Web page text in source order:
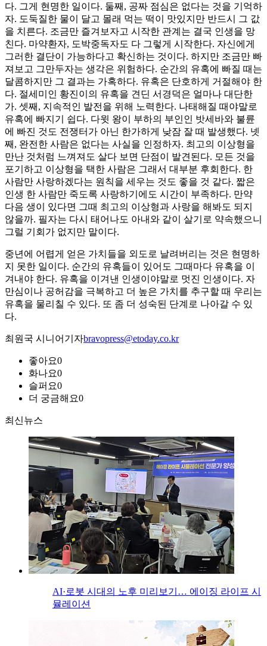
다. 그게 현명한 일이다. 둘째, 공짜 점심은 없다는 것을 기억하
자. 도둑질한 물이 달고 몰래 먹는 떡이 맛있지만 반드시 그 값
을 치른다. 조금만 즐겨보자고 시작한 관계는 결국 인생을 망
친다. 마약환자, 도박중독자도 다 그렇게 시작한다. 자신에게
그러한 결단이 가능하다고 확신하는 것이다. 하지만 조금만 빠
져보고 그만두자는 생각은 위험하다. 순간의 유혹에 빠질 때는
달콤하지만 그 결과는 가혹하다. 유혹은 단호하게 거절해야 한
다. 절세미인 황진이의 유혹을 견딘 서경덕은 얼마나 대단한
가. 셋째, 지속적인 발전을 위해 노력한다. 나태해질 때야말로
유혹에 빠지기 쉽다. 다윗 왕이 부하의 부인인 밧세바와 불륜
에 빠진 것도 전쟁터가 아닌 한가하게 낮잠 잘 때 발생했다. 넷
째, 완전한 사람은 없다는 사실을 인정하자. 최고의 이상형을
만난 것처럼 느껴져도 살다 보면 단점이 발견된다. 모든 것을
포기하고 이상형을 택한 사람은 그래서 대부분 후회한다. 한
사람만 사랑하겠다는 원칙을 세우는 것도 좋을 것 같다. 짧은
인생 한 사람만 죽도록 사랑하기에도 시간이 부족하다. 만약
다음 생이 있다면 그때 최고의 이상형과 사랑을 해봐도 되지
않을까. 필자는 다시 태어나도 아내와 같이 살기로 약속했으니
그럴 기회가 없지만 말이다.
중년에 어렵게 얻은 가치들을 외도로 날려버리는 것은 현명하
지 못한 일이다. 순간의 유혹들이 있어도 그때마다 유혹을 이
겨내야 한다. 유혹을 이겨낸 인생이야말로 멋진 인생이다. 자
만심이나 공허감을 극복하고 더 높은 가치를 추구할 때 우리는
유혹을 물리칠 수 있다. 또 좀 더 성숙된 단계로 나아갈 수 있
다.
최원국 시니어기자bravopress@etoday.co.kr
좋아요0
화나요0
슬퍼요0
더 궁금해요0
최신뉴스
AI·로봇 시대의 노후 미리보기… 에이징 라이프 시
뮬레이션